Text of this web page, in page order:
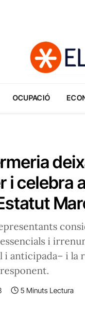
OCUPACIÓ
i celebra
i
anticipada– i la
5 Minuts Lectura